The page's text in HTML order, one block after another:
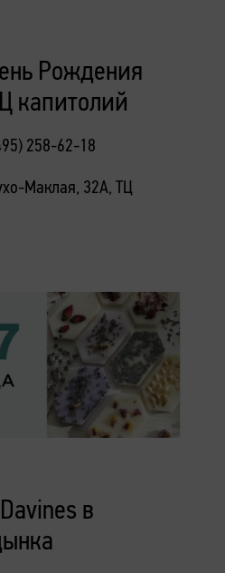
Рождения
капитолий
258-62-18
Маклая, 32А, ТЦ
в